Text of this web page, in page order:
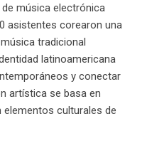
música electrónica
asistentes corearon una
tradicional
latinoamericana
y conectar
artística se basa en
culturales de